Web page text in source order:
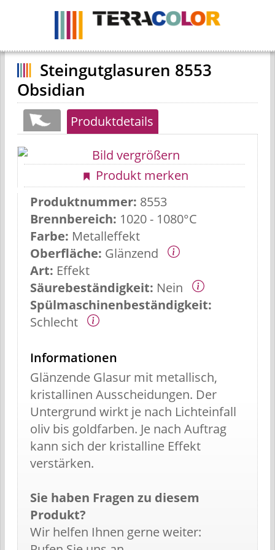
Navigation
ein-
ausblenden
Steingutglasuren 8553
Obsidian
Produktdetails
Produkt merken
Produktnummer: 8553
Brennbereich: 1020 - 1080°C
Farbe: Metalleffekt
Oberfläche: Glänzend
Art: Effekt
Säurebeständigkeit: Nein
Spülmaschinenbeständigkeit:
Schlecht
Informationen
Glänzende Glasur mit metallisch,
kristallinen Ausscheidungen. Der
Untergrund wirkt je nach Lichteinfall
oliv bis goldfarben. Je nach Auftrag
kann sich der kristalline Effekt
verstärken.
Sie haben Fragen zu diesem
Produkt?
Wir helfen Ihnen gerne weiter: